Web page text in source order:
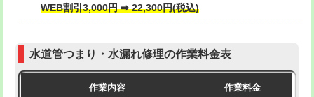
コンクリート斫り（厚さ10㎝まで）
交換・取付（タンク）
式）)
式・ワンホール）)
WEB割引3,000円 ➡ 22,300円(税込)
水道管つまり・水漏れ修理の作業料金表
作業内容 作業料金